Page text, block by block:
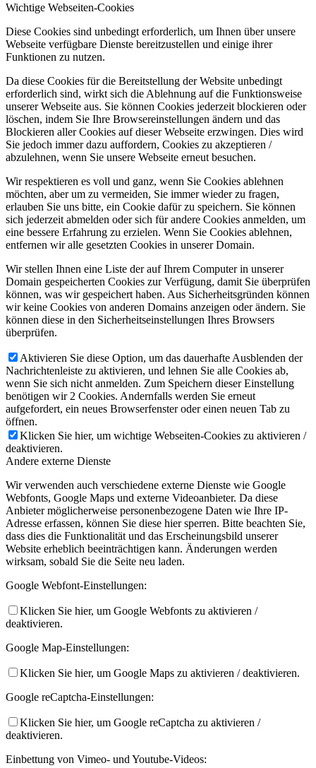
Wichtige Webseiten-Cookies
Diese Cookies sind unbedingt erforderlich, um Ihnen über unsere
Webseite verfügbare Dienste bereitzustellen und einige ihrer
Funktionen zu nutzen.
Da diese Cookies für die Bereitstellung der Website unbedingt
erforderlich sind, wirkt sich die Ablehnung auf die Funktionsweise
unserer Webseite aus. Sie können Cookies jederzeit blockieren oder
löschen, indem Sie Ihre Browsereinstellungen ändern und das
Blockieren aller Cookies auf dieser Webseite erzwingen. Dies wird
Sie jedoch immer dazu auffordern, Cookies zu akzeptieren /
abzulehnen, wenn Sie unsere Webseite erneut besuchen.
Wir respektieren es voll und ganz, wenn Sie Cookies ablehnen
möchten, aber um zu vermeiden, Sie immer wieder zu fragen,
erlauben Sie uns bitte, ein Cookie dafür zu speichern. Sie können
sich jederzeit abmelden oder sich für andere Cookies anmelden, um
eine bessere Erfahrung zu erzielen. Wenn Sie Cookies ablehnen,
entfernen wir alle gesetzten Cookies in unserer Domain.
Wir stellen Ihnen eine Liste der auf Ihrem Computer in unserer
Domain gespeicherten Cookies zur Verfügung, damit Sie überprüfen
können, was wir gespeichert haben. Aus Sicherheitsgründen können
wir keine Cookies von anderen Domains anzeigen oder ändern. Sie
können diese in den Sicherheitseinstellungen Ihres Browsers
überprüfen.
Aktivieren Sie diese Option, um das dauerhafte Ausblenden der
Nachrichtenleiste zu aktivieren, und lehnen Sie alle Cookies ab,
wenn Sie sich nicht anmelden. Zum Speichern dieser Einstellung
benötigen wir 2 Cookies. Andernfalls werden Sie erneut
aufgefordert, ein neues Browserfenster oder einen neuen Tab zu
öffnen.
Klicken Sie hier, um wichtige Webseiten-Cookies zu aktivieren /
deaktivieren.
Andere externe Dienste
Wir verwenden auch verschiedene externe Dienste wie Google
Webfonts, Google Maps und externe Videoanbieter. Da diese
Anbieter möglicherweise personenbezogene Daten wie Ihre IP-
Adresse erfassen, können Sie diese hier sperren. Bitte beachten Sie,
dass dies die Funktionalität und das Erscheinungsbild unserer
Website erheblich beeinträchtigen kann. Änderungen werden
wirksam, sobald Sie die Seite neu laden.
Google Webfont-Einstellungen:
Klicken Sie hier, um Google Webfonts zu aktivieren /
deaktivieren.
Google Map-Einstellungen:
Klicken Sie hier, um Google Maps zu aktivieren / deaktivieren.
Google reCaptcha-Einstellungen:
Klicken Sie hier, um Google reCaptcha zu aktivieren /
deaktivieren.
Einbettung von Vimeo- und Youtube-Videos: